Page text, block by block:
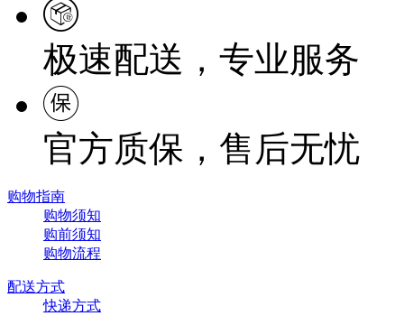
极速配送，专业服务
官方质保，售后无忧
购物指南
购物须知
购前须知
购物流程
配送方式
快递方式